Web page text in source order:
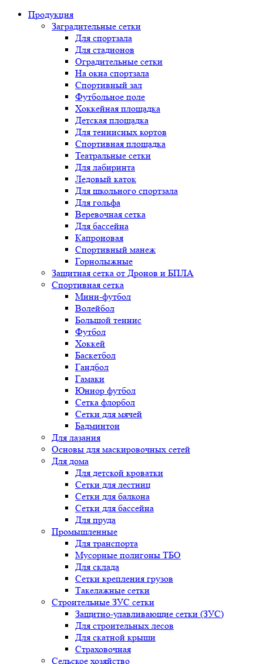
Продукция
Заградительные сетки
Для спортзала
Для стадионов
Оградительные сетки
На окна спортзала
Спортивный зал
Футбольное поле
Хоккейная площадка
Детская площадка
Для теннисных кортов
Спортивная площадка
Театральные сетки
Для лабиринта
Ледовый каток
Для школьного спортзала
Для гольфа
Веревочная сетка
Для бассейна
Капроновая
Спортивный манеж
Горнолыжные
Защитная сетка от Дронов и БПЛА
Спортивная сетка
Мини-футбол
Волейбол
Большой теннис
Футбол
Хоккей
Баскетбол
Гандбол
Гамаки
Юниор футбол
Сетка флорбол
Сетки для мячей
Бадминтон
Для лазания
Основы для маскировочных сетей
Для дома
Для детской кроватки
Сетки для лестниц
Сетки для балкона
Сетки для бассейна
Для пруда
Промышленные
Для транспорта
Мусорные полигоны ТБО
Для склада
Сетки крепления грузов
Такелажные сетки
Строительные ЗУС сетки
Защитно-улавливающие сетки (ЗУС)
Для строительных лесов
Для скатной крыши
Страховочная
Сельское хозяйство